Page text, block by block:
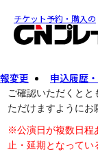
チケット予約・購入の
変更 申込履歴
公演中止に伴う払戻
ご確認いただくと
ただけますようにお
※公演日が複数日程
止・延期となって